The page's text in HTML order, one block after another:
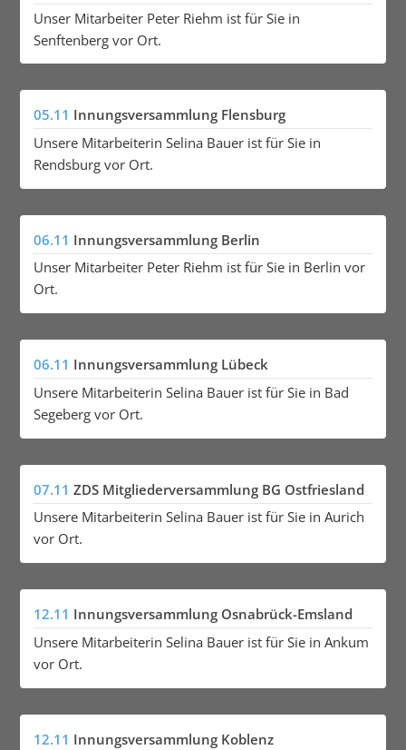
Unser Mitarbeiter Peter Riehm ist für Sie in
Senftenberg vor Ort.
05.11 Innungsversammlung Flensburg
Unsere Mitarbeiterin Selina Bauer ist für Sie in
Rendsburg vor Ort.
06.11 Innungsversammlung Berlin
Unser Mitarbeiter Peter Riehm ist für Sie in Berlin vor
Ort.
06.11 Innungsversammlung Lübeck
Unsere Mitarbeiterin Selina Bauer ist für Sie in Bad
Segeberg vor Ort.
07.11 ZDS Mitgliederversammlung BG Ostfriesland
Unsere Mitarbeiterin Selina Bauer ist für Sie in Aurich
vor Ort.
12.11 Innungsversammlung Osnabrück-Emsland
Unsere Mitarbeiterin Selina Bauer ist für Sie in Ankum
vor Ort.
12.11 Innungsversammlung Koblenz